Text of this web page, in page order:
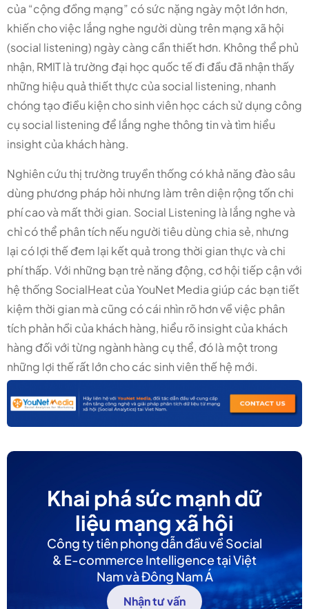
của “cộng đồng mạng” có sức nặng ngày một lớn hơn,
khiến cho việc lắng nghe người dùng trên mạng xã hội
(social listening) ngày càng cần thiết hơn. Không thể phủ
nhận, RMIT là trường đại học quốc tế đi đầu đã nhận thấy
những hiệu quả thiết thực của social listening, nhanh
chóng tạo điều kiện cho sinh viên học cách sử dụng công
cụ social listening để lắng nghe thông tin và tìm hiểu
insight của khách hàng.
Nghiên cứu thị trường truyền thống có khả năng đào sâu
dùng phương pháp hỏi nhưng làm trên diện rộng tốn chi
phí cao và mất thời gian. Social Listening là lắng nghe và
chỉ có thể phân tích nếu người tiêu dùng chia sẻ, nhưng
lại có lợi thế đem lại kết quả trong thời gian thực và chi
phí thấp. Với những bạn trẻ năng động, cơ hội tiếp cận với
hệ thống SocialHeat của YouNet Media giúp các bạn tiết
kiệm thời gian mà cũng có cái nhìn rõ hơn về việc phân
tích phản hồi của khách hàng, hiểu rõ insight của khách
hàng đối với từng ngành hàng cụ thể, đó là một trong
những lợi thế rất lớn cho các sinh viên thế hệ mới.
Khai phá sức mạnh dữ
liệu mạng xã hội
Công ty tiên phong dẫn đầu về Social
& E-commerce Intelligence tại Việt
Nam và Đông Nam Á
Nhận tư vấn